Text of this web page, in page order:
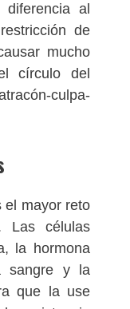
al
de
mucho
círculo del
culpa-
el mayor reto
Las células
la hormona
sangre y la
que la use